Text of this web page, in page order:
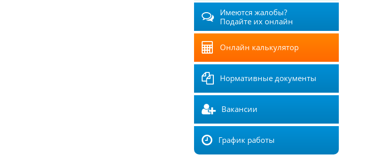
Имеются жалобы?
Подайте их онлайн
Онлайн калькулятор
Нормативные документы
Вакансии
График работы